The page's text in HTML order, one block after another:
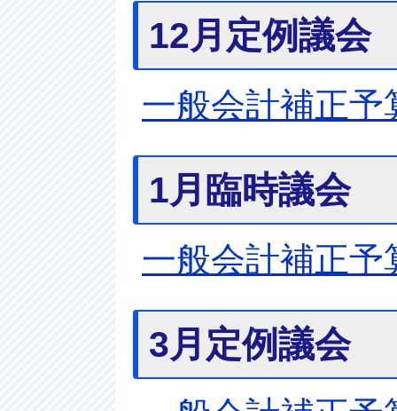
12月定例議会
一般会計補正予
1月臨時議会
一般会計補正予
3月定例議会